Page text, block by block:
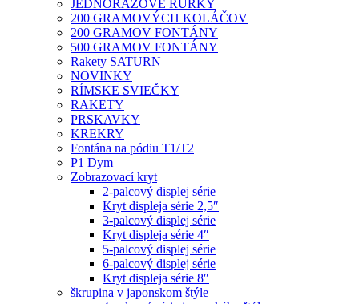
JEDNORAZOVÉ RÚRKY
200 GRAMOVÝCH KOLÁČOV
200 GRAMOV FONTÁNY
500 GRAMOV FONTÁNY
Rakety SATURN
NOVINKY
RÍMSKE SVIEČKY
RAKETY
PRSKAVKY
KREKRY
Fontána na pódiu T1/T2
P1 Dym
Zobrazovací kryt
2-palcový displej série
Kryt displeja série 2,5″
3-palcový displej série
Kryt displeja série 4″
5-palcový displej série
6-palcový displej série
Kryt displeja série 8″
škrupina v japonskom štýle